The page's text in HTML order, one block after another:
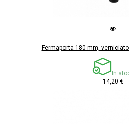
Fermaporta 180 mm,
In
14,20 €